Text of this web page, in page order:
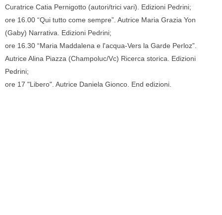
Curatrice Catia Pernigotto (autori/trici vari). Edizioni Pedrini;
ore 16.00 “Qui tutto come sempre”. Autrice Maria Grazia Yon
(Gaby) Narrativa. Edizioni Pedrini;
ore 16.30 “Maria Maddalena e l'acqua-Vers la Garde Perloz”.
Autrice Alina Piazza (Champoluc/Vc) Ricerca storica. Edizioni
Pedrini;
ore 17 "Libero". Autrice Daniela Gionco. End edizioni.